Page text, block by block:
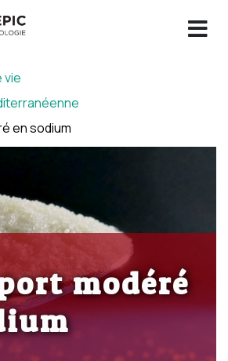
vie
en sodium
modéré